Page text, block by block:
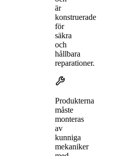
är
konstruerade
för
säkra
och
hållbara
reparationer.
Produkterna
måste
monteras
av
kunniga
mekaniker